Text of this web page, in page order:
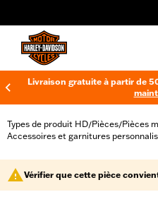
Livraison gratuite à partir de
Types de produit HD/Pièces/Pièces
Accessoires et garnitures
Vérifier que cette pièce